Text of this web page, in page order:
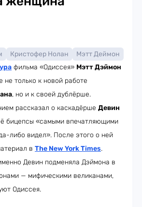
Кристофер Нолан
Мэтт Деймон
фильма «Одиссея» Мэтт Дэймон
не только к новой работе
, но и к своей дублёрше.
рассказал о каскадёрше Девин
бицепсы «самыми впечатляющими
либо видел». После этого о ней
в The New York Times.
Девин подменяла Дэймона в
— мифическими великанами,
Одиссея.